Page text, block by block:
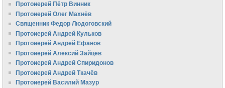
Протоиерей Пётр Винник
Протоиерей Олег Махнёв
Священник Федор Людоговский
Протоиерей Андрей Кульков
Протоиерей Андрей Ефанов
Протоиерей Алексий Зайцев
Протоиерей Андрей Спиридонов
Протоиерей Андрей Ткачёв
Протоиерей Василий Мазур